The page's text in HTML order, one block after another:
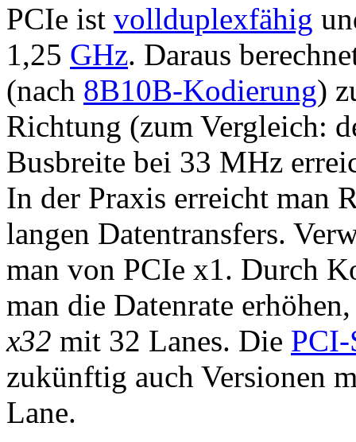
PCIe ist vollduplexfähig
1,25 GHz. Daraus
(nach 8B10B-Kodierung)
Richtung (zum Vergleich:
Busbreite bei 33 MHz
In der Praxis erreicht man
langen Datentransfers.
man von PCIe x1. Durch
man die Datenrate
x32 mit 32 Lanes. Die
zukünftig auch Versionen
Lane.